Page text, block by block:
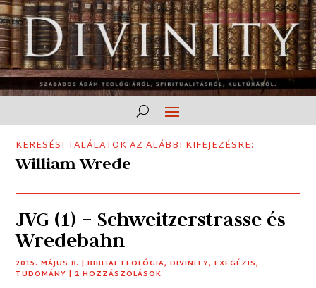
KERESÉSI TALÁLATOK AZ ALÁBBI KIFEJEZÉSRE:
William Wrede
JVG (1) – Schweitzerstrasse és
Wredebahn
2015. MÁJUS 8. |BIBLIAI TEOLÓGIA,DIVINITY,EXEGÉZIS,
TUDOMÁNY | 2 HOZZÁSZÓLÁSOK